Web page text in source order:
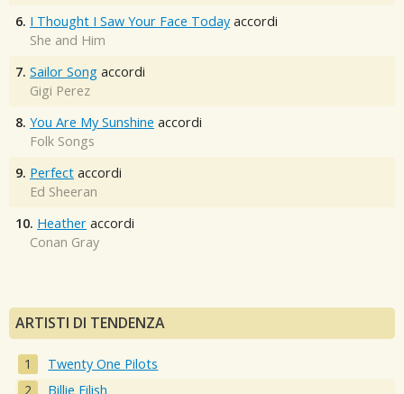
6. I Thought I Saw Your Face Today accordi
She and Him
7. Sailor Song accordi
Gigi Perez
8. You Are My Sunshine accordi
Folk Songs
9. Perfect accordi
Ed Sheeran
10. Heather accordi
Conan Gray
ARTISTI DI TENDENZA
Twenty One Pilots
Billie Eilish